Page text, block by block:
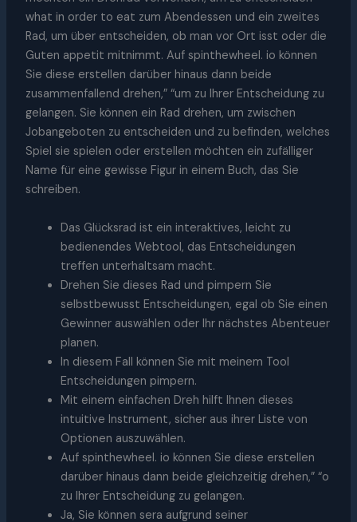
what in order to eat zum Abendessen und ein zweites
Rad, um über entscheiden, ob man vor Ort isst oder die
Guten appetit mitnimmt. Auf spinthewheel. io können
Sie diese erstellen darüber hinaus dann beide
zusammenfallend drehen,” “um zu Ihrer Entscheidung zu
gelangen. Sie können ein Rad drehen, um zwischen
Jobangeboten zu entscheiden und zu befinden, welches
Spiel sie spielen oder erstellen möchten ein zufälliger
Name für eine gewisse Figur in einem Buch, das Sie
schreiben.
Das Glücksrad ist ein interaktives, leicht zu
bedienendes Webtool, das Entscheidungen
treffen unterhaltsam macht.
Drehen Sie dieses Rad und pimpern Sie
selbstbewusst Entscheidungen, egal ob Sie einen
Gewinner auswählen oder Ihr nächstes Abenteuer
planen.
In diesem Fall können Sie mit meinem Tool
Entscheidungen pimpern.
Mit einem einfachen Dreh hilft Ihnen dieses
intuitive Instrument, sicher aus ihrer Liste von
Optionen auszuwählen.
Auf spinthewheel. io können Sie diese erstellen
darüber hinaus dann beide gleichzeitig drehen,” “o
zu Ihrer Entscheidung zu gelangen.
Ja, Sie können sera aufgrund seiner